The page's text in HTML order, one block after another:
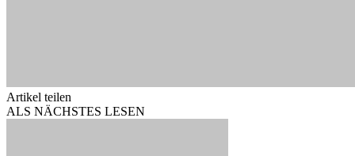
Artikel teilen
ALS NÄCHSTES LESEN